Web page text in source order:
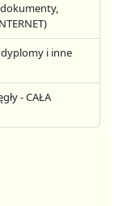
dokumenty,
dyplomy i inne
- CAŁA